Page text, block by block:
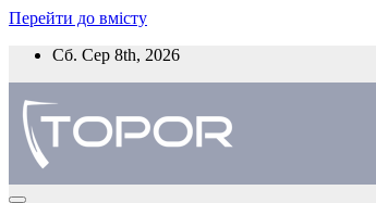
Перейти до вмісту
Сб. Сер 8th, 2026